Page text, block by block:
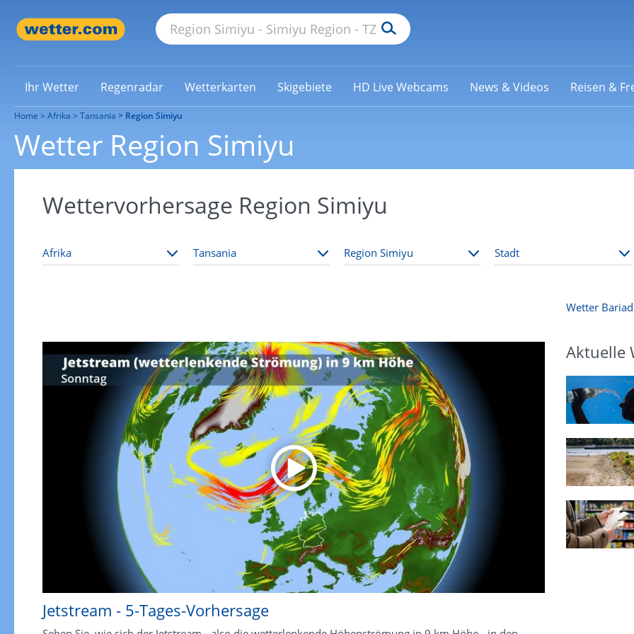
Ihr Wetter Regenradar Wetterkarten Skigebiete HD Live Webcams News & Videos Reisen &
Home Afrika Tansania Region Simiyu
Wetter Region Simiyu
Wettervorhersage Region Simiyu
Wetter
Jetstream - 5-Tages-Vorhersage
Aktuelle